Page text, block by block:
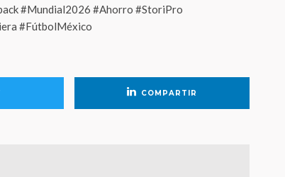
#Mundial2026 #Ahorro #StoriPro
#FútbolMéxico
COMPARTIR